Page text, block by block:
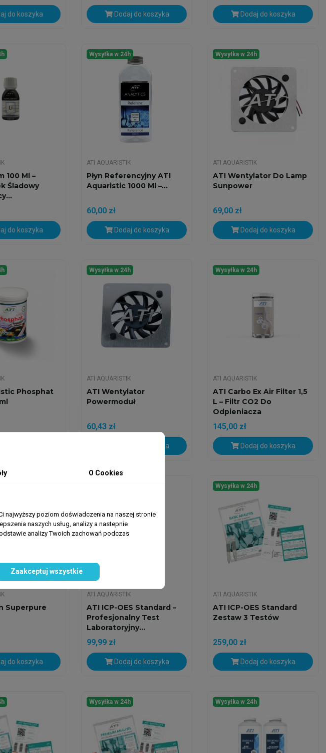
do koszyka Dodaj do koszyka Dodaj do koszyka
100 Ml –
Śladowy
do koszyka
Wysyłka w 24h
ATI AQUARISTIK
Płyn Referencyjny ATI
Aquaristic 1000 Ml –...
60,00 zł
Dodaj do koszyka
Wysyłka w 24h
ATI AQUARISTIK
ATI Wentylator Do Lamp
Sunpower
69,00 zł
Dodaj do koszyka
Phosphat
Wysyłka w 24h
ATI AQUARISTIK
ATI Wentylator
Powermoduł
60,43 zł
Dodaj do koszyka
Wysyłka w 24h
ATI AQUARISTIK
ATI Carbo Ex Air Filter 1,5
L – Filtr CO2 Do
Odpieniacza
145,00 zł
Dodaj do koszyka
Superpure
do koszyka
ATI AQUARISTIK
ATI ICP-OES Standard –
Profesjonalny Test
Laboratoryjny...
99,99 zł
Dodaj do koszyka
Wysyłka w 24h
ATI AQUARISTIK
ATI ICP-OES Standard
Zestaw 3 Testów
259,00 zł
Dodaj do koszyka
Wysyłka w 24h Wysyłka w 24h
O Cookies
najwyższy poziom doświadczenia na naszej stronie
naszych usług, analizy a nastepnie
analizy Twoich zachowań podczas
Zaakceptuj wszystkie